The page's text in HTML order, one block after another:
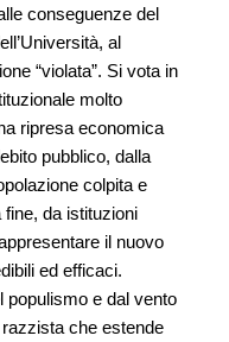
conseguenze del
al
“violata”. Si vota in
molto
ripresa economica
pubblico, dalla
colpita e
da istituzioni
il nuovo
ed efficaci.
populismo e dal vento
che estende